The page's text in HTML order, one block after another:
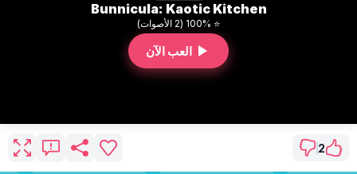
Bunnicula: Kaotic Kitchen
⭐ 100% (2 الأصوات)
العب الآن
2